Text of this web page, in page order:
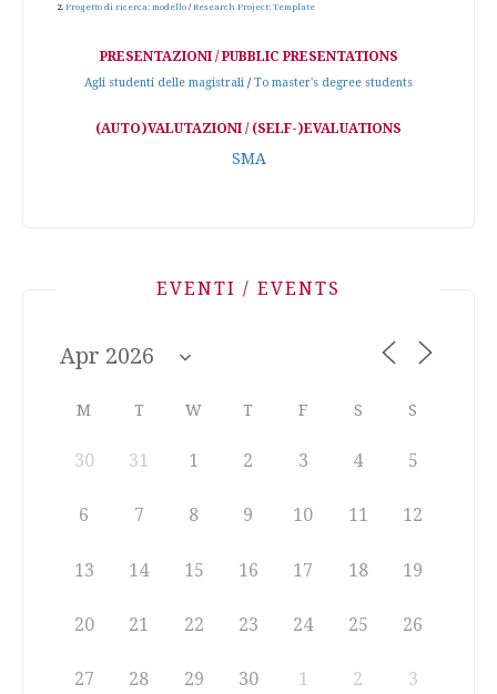
2. Progetto di ricerca: modello /Research Project: Template
PRESENTAZIONI / PUBBLIC PRESENTATIONS
Agli studenti delle magistrali / To master's degree students
(AUTO)VALUTAZIONI / (SELF-)EVALUATIONS
SMA
EVENTI / EVENTS
M T W T F S S
30 31 1 2 3 4 5
6 7 8 9 10 11 12
13 14 15 16 17 18 19
20 21 22 23 24 25 26
27 28 29 30 1 2 3